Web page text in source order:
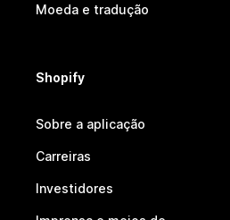
Moeda e tradução
Shopify
Sobre a aplicação
Carreiras
Investidores